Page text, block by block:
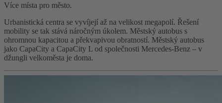
Více místa pro město.
Urbanistická centra se vyvíjejí až na velikost megapolí. Řešení
mobility se tak stává náročným úkolem. Městský autobus s
ohromnou kapacitou a překvapivou obratností. Městský autobus
jako CapaCity a CapaCity L od společnosti Mercedes-Benz – v
džungli velkoměsta je doma.